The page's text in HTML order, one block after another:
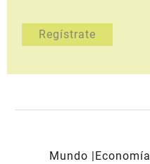
Mundo Economía